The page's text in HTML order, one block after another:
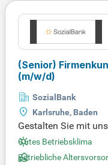
(Senior)
(m/w/d)
SozialBank
Karlsruhe, Baden
Gestalten Sie mit
nft in Karlsruhe! Wir
ungen speziell für
Gutes Betriebsklima
Betriebliche